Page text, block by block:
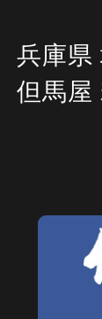
兵庫県
但馬屋